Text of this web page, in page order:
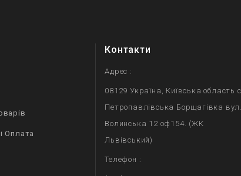
Оплата
Контакти
Адрес :
08129 Україна, Київська область
Петропавлівська Борщагівка
Волинська 12 оф154. (ЖК
Львівський)
Телефон :